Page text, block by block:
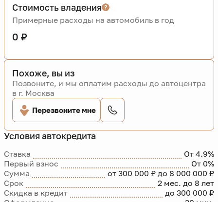
Условия автокредита
Ставка
От 4.9%
Первый взнос
От 0%
Сумма
от 300 000 ₽ до 8 000 000 ₽
Срок
2 мес. до 8 лет
Скидка в кредит
до 300 000 ₽
Стоимость владения
Примерные расходы на автомобиль в год
0 ₽
Похоже, вы из
Позвоните, и мы оплатим расходы до автоцентра
в г. Москва
Перезвоните мне